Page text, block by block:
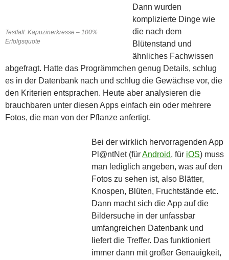
Testfall: Kapuzinerkresse – 100%
Erfolgsquote
Dann wurden
komplizierte Dinge wie
die nach dem
Blütenstand und
ähnliches Fachwissen
abgefragt. Hatte das Progrämmchen genug Details, schlug
es in der Datenbank nach und schlug die Gewächse vor, die
den Kriterien entsprachen. Heute aber analysieren die
brauchbaren unter diesen Apps einfach ein oder mehrere
Fotos, die man von der Pflanze anfertigt.
Bei der wirklich hervorragenden App
Pl@ntNet (fürAndroid, für iOS) muss
man lediglich angeben, was auf den
Fotos zu sehen ist, also Blätter,
Knospen, Blüten, Fruchtstände etc.
Dann macht sich die App auf die
Bildersuche in der unfassbar
umfangreichen Datenbank und
liefert die Treffer. Das funktioniert
immer dann mit großer Genauigkeit,